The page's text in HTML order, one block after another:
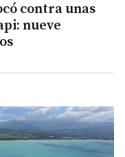
contra unas
nueve